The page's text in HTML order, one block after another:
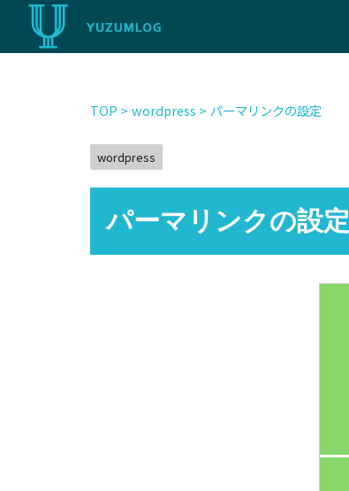
TOP > wordpress > パーマリンクの設定
wordpress
パーマリンクの設定